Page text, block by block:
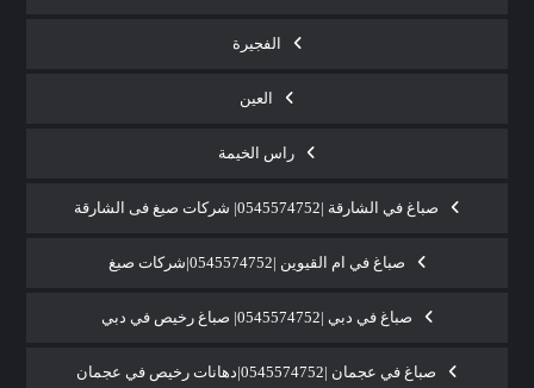
الفجيرة
العين
راس الخيمة
صباغ في الشارقة |0545574752| شركات صبغ فى الشارقة
صباغ في ام القيوين |0545574752|شركات صبغ
صباغ في دبي |0545574752| صباغ رخيص في دبي
صباغ في عجمان |0545574752|دهانات رخيص في عجمان